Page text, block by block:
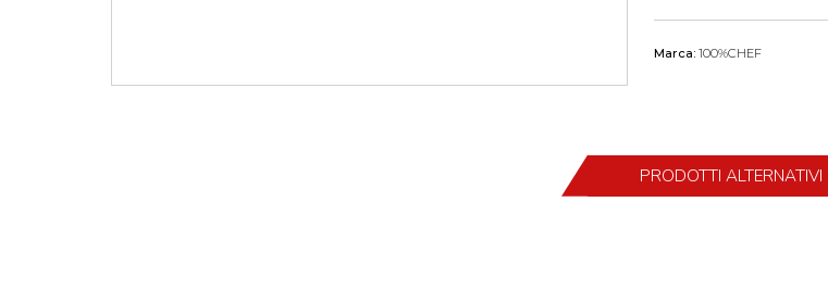
Marca: 100%CHEF
PRODOTTI ALTERNATIVI